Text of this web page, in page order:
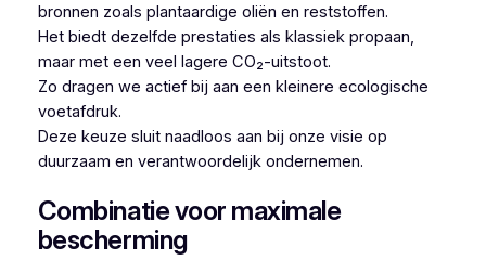
bronnen zoals plantaardige oliën en reststoffen.
Het biedt dezelfde prestaties als klassiek propaan,
maar met een veel lagere CO₂-uitstoot.
Zo dragen we actief bij aan een kleinere ecologische
voetafdruk.
Deze keuze sluit naadloos aan bij onze visie op
duurzaam en verantwoordelijk ondernemen.
Combinatie voor maximale
bescherming